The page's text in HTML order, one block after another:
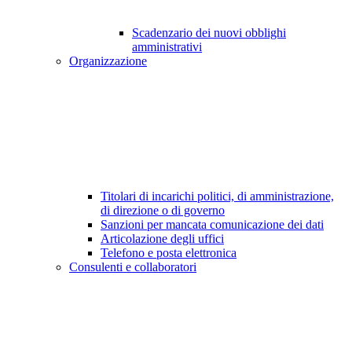
Scadenzario dei nuovi obblighi
amministrativi
Organizzazione
Titolari di incarichi politici, di amministrazione,
di direzione o di governo
Sanzioni per mancata comunicazione dei dati
Articolazione degli uffici
Telefono e posta elettronica
Consulenti e collaboratori